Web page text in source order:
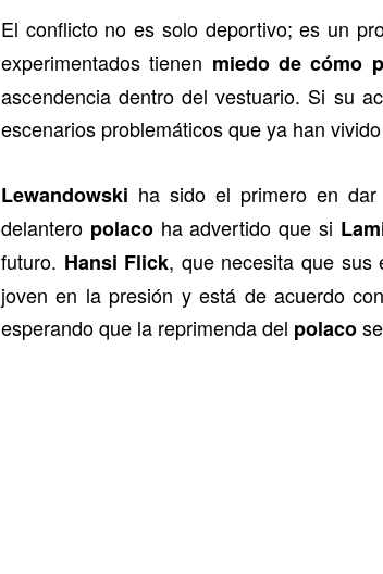
El conflicto no es solo deportivo; es un
experimentados tienen miedo de cómo
ascendencia dentro del vestuario. Si su
escenarios problemáticos que ya han
Lewandowski ha sido el primero en
delantero polacoha advertido que si
futuro. Hansi Flick, que necesita que sus
joven en la presión y está de acuerdo
esperando que la reprimenda del polaco